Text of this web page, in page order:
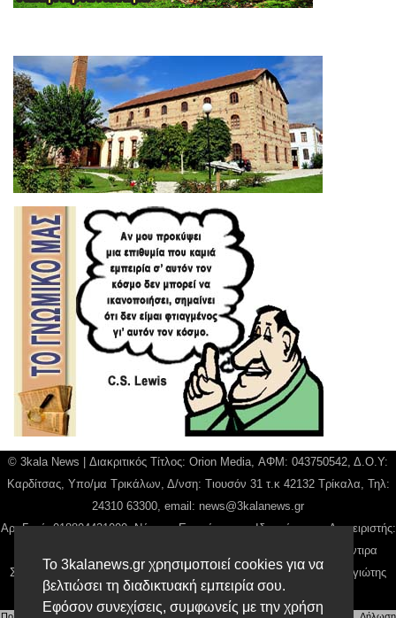
Το 3kalanews.gr χρησιμοποιεί cookies για να
βελτιώσει τη διαδικτυακή εμπειρία σου.
Εφόσον συνεχίσεις, συμφωνείς με την χρήση
© 3kala News | Διακριτικός Τίτλος: Orion Media, ΑΦΜ: 043750542, Δ.Ο.Υ:
Καρδίτσας, Υπο/μα Τρικάλων, Δ/νση: Τιουσόν 31 τ.κ 42132 Τρίκαλα, Τηλ:
24310 63300, email: news@3kalanews.gr
Αρ. Γεμή: 018804431000, Νόμιμος Εκπρόσωπος, Ιδιοκτήτης και Διαχειριστής:
Παναγιώτης Φιλίππου, Διευθύντρια: Γιαννουσά Βασιλική, Διευθύντιρα
Σύνταξης: Μπαλαμπάνη Βασιλική. Δικαιούχος domain name Παναγιώτης
Φιλίππου